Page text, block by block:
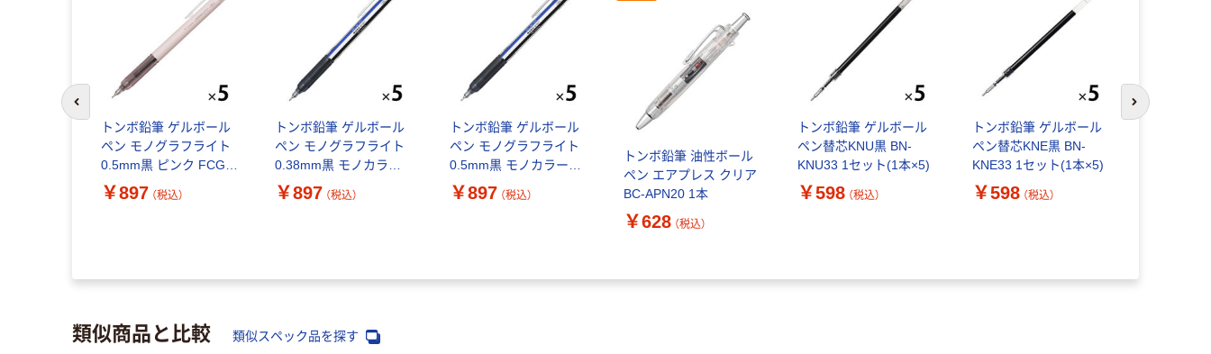
トンボ鉛筆 ゲルボール
ペン モノグラフライト
0.5mm黒 ピンク FCG-
124D 1セット(1本×5)
￥897 （税込）
トンボ鉛筆 ゲルボール
ペン モノグラフライト
0.38mm黒 モノカラー
FCG-121A 1セット(1本
×5)
￥897 （税込）
トンボ鉛筆 ゲルボール
ペン モノグラフライト
0.5mm黒 モノカラー
FCG-124A 1セット(1本
×5)
￥897 （税込）
トンボ鉛筆 油性ボール
ペン エアプレス クリア
BC-APN20 1本
￥628 （税込）
トンボ鉛筆 ゲルボール
ペン替芯KNU黒 BN-
KNU33 1セット(1本×5)
￥598 （税込）
トンボ鉛筆 ゲルボール
ペン替芯KNE黒 BN-
KNE33 1セット(1本×5)
￥598 （税込）
前のスライドへ 次のスライド
類似商品と比較 類似スペック品を探す